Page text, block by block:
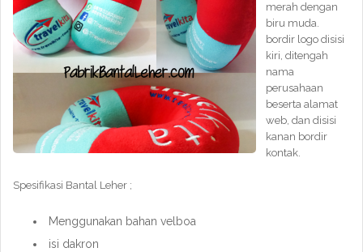
merah dengan
biru muda.
bordir logo disisi
kiri, ditengah
nama
perusahaan
beserta alamat
web, dan disisi
kanan bordir
kontak.
Spesifikasi Bantal Leher ;
Menggunakan bahan velboa
isi dakron